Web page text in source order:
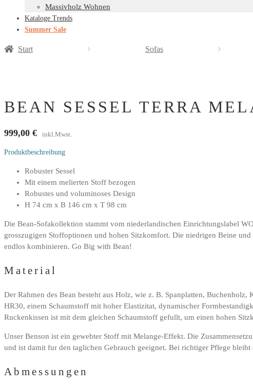
Massivholz Wohnen
Kataloge Trends
Summer Sale
Start Sofas
BEAN SESSEL TERRA
999,00 € inkl.Mwst.
Produktbeschreibung
Robuster Sessel
Mit einem melierten Stoff bezogen
Robustes und voluminoses Design
H 74 cm x B 146 cm x T 98 cm
Die Bean-Sofakollektion stammt vom niederlandischen Einrichtungslabel
grosszugigen Stoffoptionen und hohen Sitzkomfort. Die niedrigen Beine
endlos kombinieren. Go Big with Bean!
Material
Der Rahmen des Bean besteht aus Holz, wie z. B. Spanplatten,
HR30, einem Schaumstoff mit hoher Elastizitat, dynamischer
Ruckenkissen ist mit dem gleichen Schaumstoff gefullt, um einen hohen
Unser Benson ist ein gewebter Stoff mit Melange-Effekt. Die
und ist damit fur den taglichen Gebrauch geeignet. Bei richtiger Pflege
Abmessungen